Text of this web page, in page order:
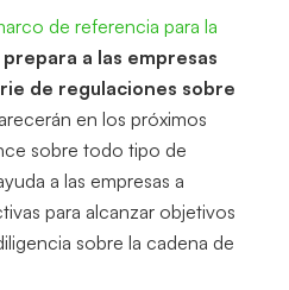
de referencia para la
prepara a las empresas
de regulaciones sobre
en los próximos
sobre todo tipo de
a las empresas a
para alcanzar objetivos
sobre la cadena de